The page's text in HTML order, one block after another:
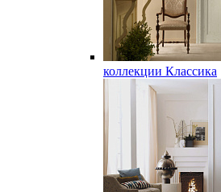
коллекции Классика